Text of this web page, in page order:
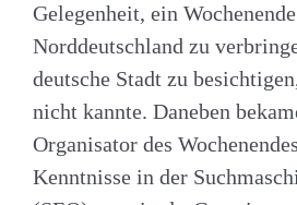
Gelegenheit, ein
Norddeutschland zu
deutsche Stadt zu
nicht kannte. Daneben
Organisator des
Kenntnisse in der